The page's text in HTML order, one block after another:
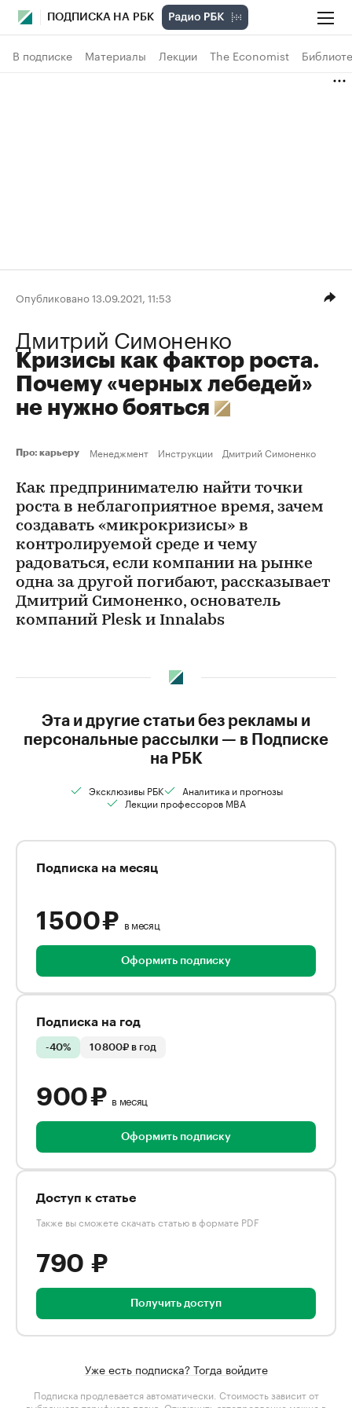
ПОДПИСКА НА РБК
В подписке Материалы Лекции The Economist
Опубликовано 13.09.2021, 11:53
Дмитрий Симоненко
Кризисы как фактор роста.
Почему «черных лебедей»
не нужно бояться
Про: карьеру Менеджмент Инструкции Дмитрий Симоненко
Как предпринимателю найти точки
роста в неблагоприятное время, зачем
создавать «микрокризисы» в
контролируемой среде и чему
радоваться, если компании на рынке
одна за другой погибают, рассказывает
Дмитрий Симоненко, основатель
компаний Plesk и Innalabs
Эта и другие статьи без рекламы и
персональные рассылки — в Подписке
на РБК
Эксклюзивы РБК
Аналитика и прогнозы
Лекции профессоров MBA
Подписка на месяц
1 500 ₽ в месяц
Оформить подписку
Подписка на год
-40% 10 800₽ в год
900 ₽ в месяц
Оформить подписку
Доступ к статье
Также вы сможете скачать статью в формате PDF
790 ₽
Получить доступ
Уже есть подписка? Тогда войдите
Подписка продлевается автоматически. Стоимость зависит от